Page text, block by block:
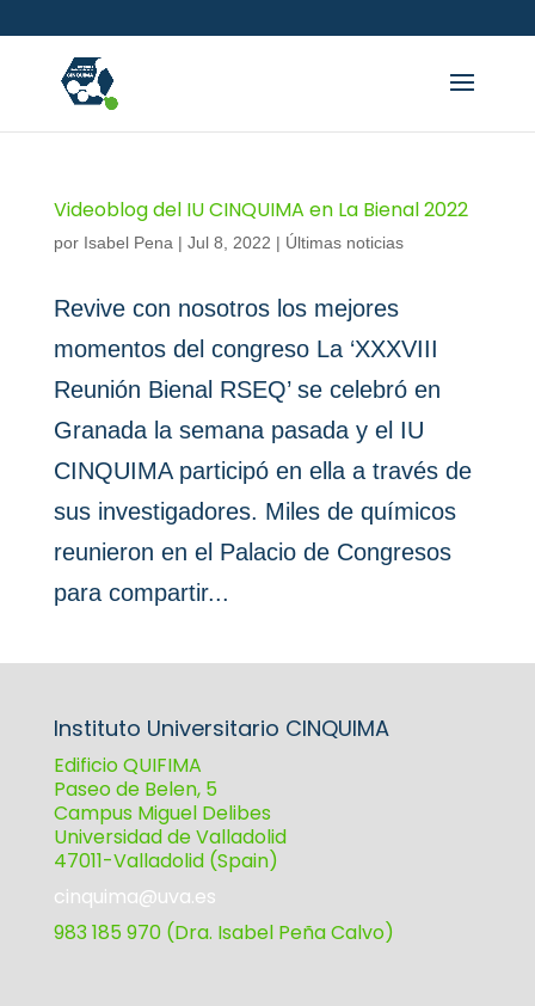
Videoblog del IU CINQUIMA en La Bienal 2022
por Isabel Pena | Jul 8, 2022 | Últimas noticias
Revive con nosotros los mejores
momentos del congreso La ‘XXXVIII
Reunión Bienal RSEQ’ se celebró en
Granada la semana pasada y el IU
CINQUIMA participó en ella a través de
sus investigadores. Miles de químicos
reunieron en el Palacio de Congresos
para compartir...
Instituto Universitario CINQUIMA
Edificio QUIFIMA
Paseo de Belen, 5
Campus Miguel Delibes
Universidad de Valladolid
47011-Valladolid (Spain)
cinquima@uva.es
983 185 970 (Dra. Isabel Peña Calvo)